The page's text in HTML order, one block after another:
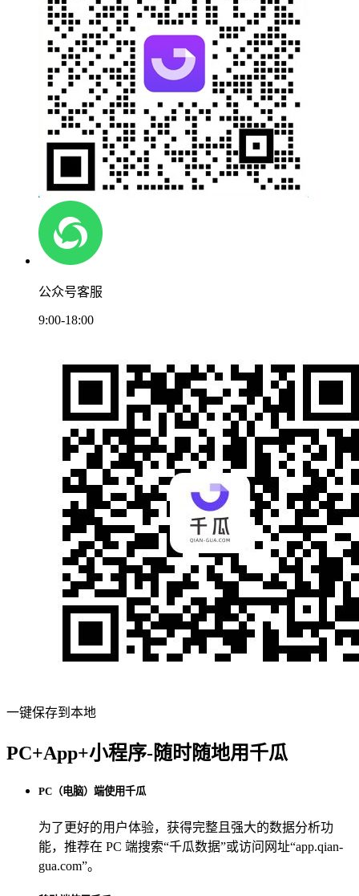
公众号客服
9:00-18:00
一键保存到本地
PC+App+小程序-随时随地用千瓜
PC（电脑）端使用千瓜
为了更好的用户体验，获得完整且强大的数据分析功
能，推荐在 PC 端搜索“千瓜数据”或访问网址“app.qian-
gua.com”。